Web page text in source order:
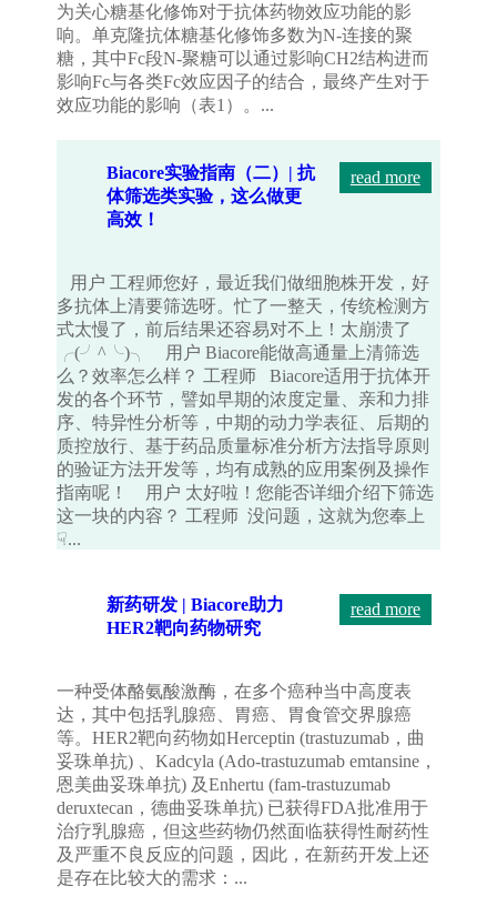
为关心糖基化修饰对于抗体药物效应功能的影
响。单克隆抗体糖基化修饰多数为N-连接的聚
糖，其中Fc段N-聚糖可以通过影响CH2结构进而
影响Fc与各类Fc效应因子的结合，最终产生对于
效应功能的影响（表1）。...
Biacore实验指南（二）| 抗
体筛选类实验，这么做更
高效！
用户 工程师您好，最近我们做细胞株开发，好
多抗体上清要筛选呀。忙了一整天，传统检测方
式太慢了，前后结果还容易对不上！太崩溃了
╭(╯^╰)╮ 用户 Biacore能做高通量上清筛选
么？效率怎么样？ 工程师 Biacore适用于抗体开
发的各个环节，譬如早期的浓度定量、亲和力排
序、特异性分析等，中期的动力学表征、后期的
质控放行、基于药品质量标准分析方法指导原则
的验证方法开发等，均有成熟的应用案例及操作
指南呢！ 用户 太好啦！您能否详细介绍下筛选
这一块的内容？ 工程师 没问题，这就为您奉上
☟...
read more
新药研发 | Biacore助力
HER2靶向药物研究
一种受体酪氨酸激酶，在多个癌种当中高度表
达，其中包括乳腺癌、胃癌、胃食管交界腺癌
等。HER2靶向药物如Herceptin (trastuzumab，曲
妥珠单抗) 、Kadcyla (Ado-trastuzumab emtansine，
恩美曲妥珠单抗) 及Enhertu (fam-trastuzumab
deruxtecan，德曲妥珠单抗) 已获得FDA批准用于
治疗乳腺癌，但这些药物仍然面临获得性耐药性
及严重不良反应的问题，因此，在新药开发上还
是存在比较大的需求：...
read more